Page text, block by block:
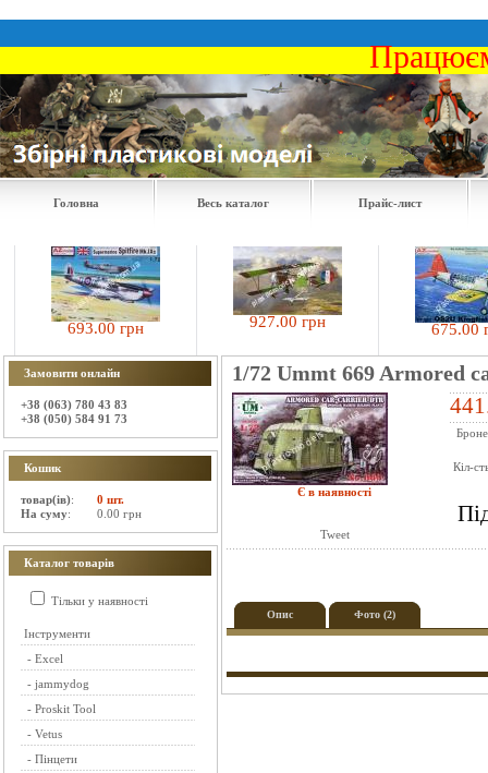
Головна Весь каталог Прайс-лист
693.00 грн 927.00 грн 675.00 грн
Замовити онлайн
+38 (063) 780 43 83
+38 (050) 584 91 73
Кошик
товар(ів):
0 шт.
На суму: 0.00 грн
Каталог товарів
Тільки у наявності
Інструменти
- Excel
- jammydog
- Proskit Tool
- Vetus
- Пінцети
1/72 Ummt 669 Armored
Є в наявності
Tweet
Кіл-
Опис Фото (2)